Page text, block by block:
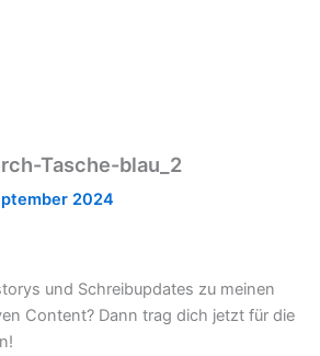
Tasche-blau_2
2024
und Schreibupdates zu meinen
Content? Dann trag dich jetzt für die